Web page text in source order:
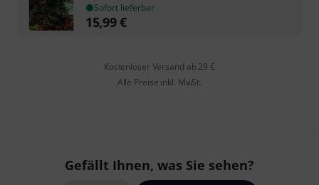
Sofort lieferbar
15,99€
Kostenloser Versand ab 29 €
Alle Preise inkl. MwSt.
Gefällt Ihnen, was Sie sehen?